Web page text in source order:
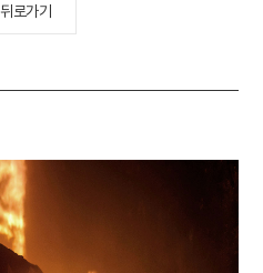
뒤로가기